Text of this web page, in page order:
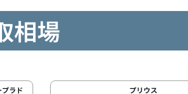
相場
プラド プリウス